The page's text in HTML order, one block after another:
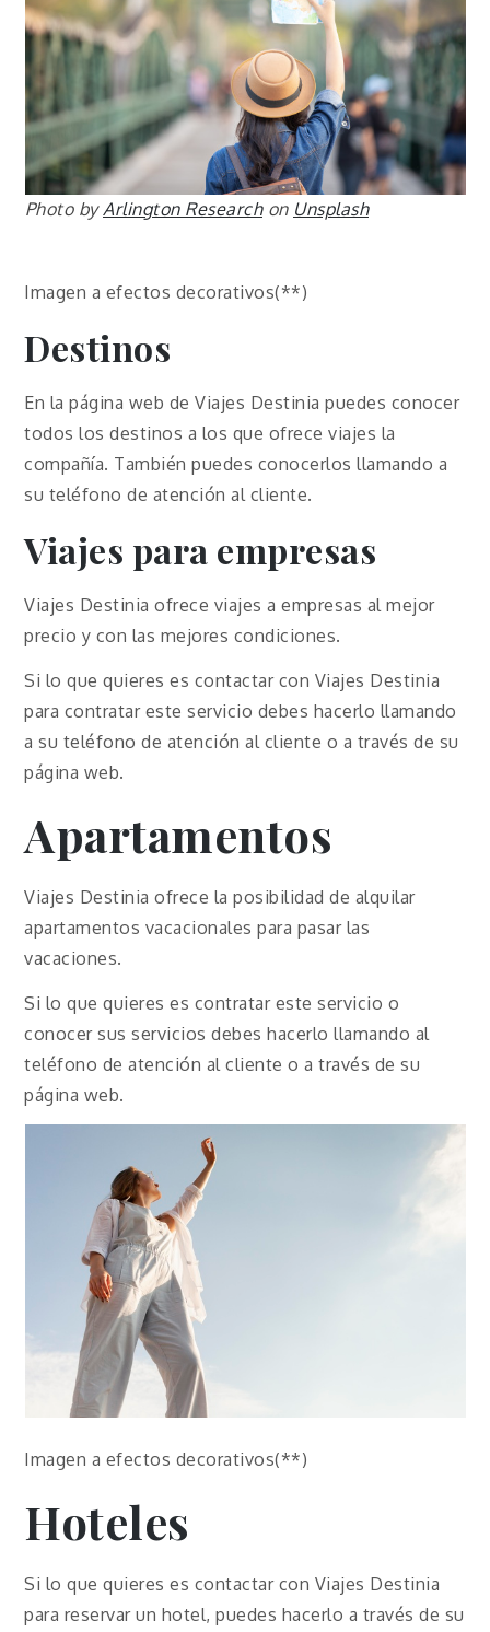
Photo byArlington Researchon Unsplash
Imagen a efectos decorativos(**)
Destinos
En la página web de Viajes Destinia puedes conocer
todos los destinos a los que ofrece viajes la
compañía. También puedes conocerlos llamando a
su teléfono de atención al cliente.
Viajes para empresas
Viajes Destinia ofrece viajes a empresas al mejor
precio y con las mejores condiciones.
Si lo que quieres es contactar con Viajes Destinia
para contratar este servicio debes hacerlo llamando
a su teléfono de atención al cliente o a través de su
página web.
Apartamentos
Viajes Destinia ofrece la posibilidad de alquilar
apartamentos vacacionales para pasar las
vacaciones.
Si lo que quieres es contratar este servicio o
conocer sus servicios debes hacerlo llamando al
teléfono de atención al cliente o a través de su
página web.
Imagen a efectos decorativos(**)
Hoteles
Si lo que quieres es contactar con Viajes Destinia
para reservar un hotel, puedes hacerlo a través de su